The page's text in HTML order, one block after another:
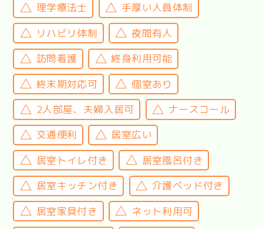
理学療法士
手厚い人員体制
リハビリ体制
夜間有人
訪問看護
終身利用可能
終末期対応可
個室あり
2人部屋、夫婦入居可
ナースコール
交通便利
居室広い
居室トイレ付き
居室風呂付き
居室キッチン付き
介護ベッド付き
居室家具付き
ネット利用可